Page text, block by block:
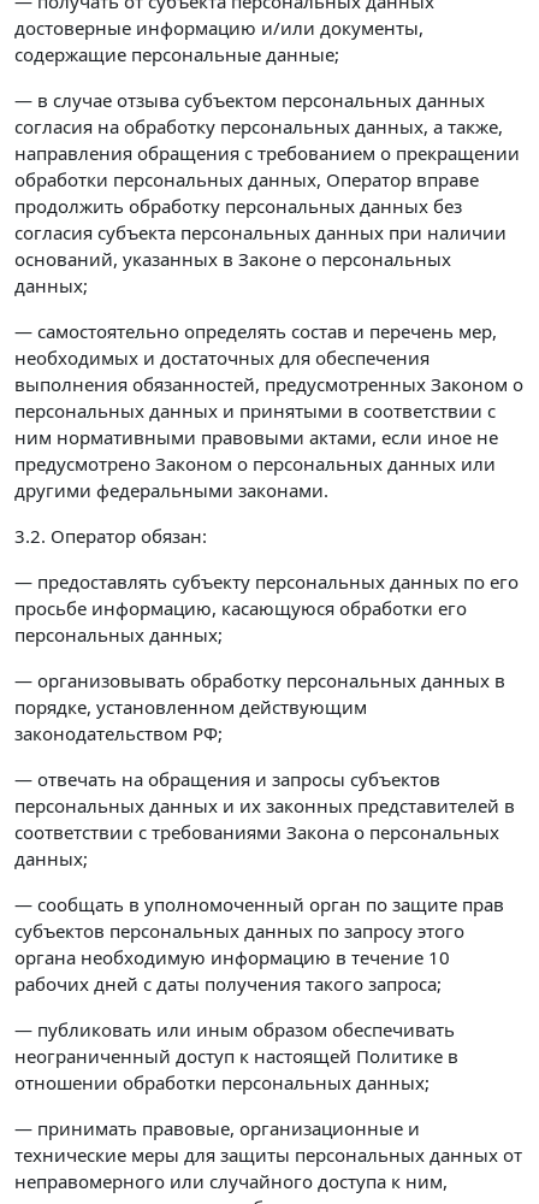
достоверные информацию и/или документы,
содержащие персональные данные;
— в случае отзыва субъектом персональных данных
согласия на обработку персональных данных, а также,
направления обращения с требованием о прекращении
обработки персональных данных, Оператор вправе
продолжить обработку персональных данных без
согласия субъекта персональных данных при наличии
оснований, указанных в Законе о персональных
данных;
— самостоятельно определять состав и перечень мер,
необходимых и достаточных для обеспечения
выполнения обязанностей, предусмотренных Законом о
персональных данных и принятыми в соответствии с
ним нормативными правовыми актами, если иное не
предусмотрено Законом о персональных данных или
другими федеральными законами.
3.2. Оператор обязан:
— предоставлять субъекту персональных данных по его
просьбе информацию, касающуюся обработки его
персональных данных;
— организовывать обработку персональных данных в
порядке, установленном действующим
законодательством РФ;
— отвечать на обращения и запросы субъектов
персональных данных и их законных представителей в
соответствии с требованиями Закона о персональных
данных;
— сообщать в уполномоченный орган по защите прав
субъектов персональных данных по запросу этого
органа необходимую информацию в течение 10
рабочих дней с даты получения такого запроса;
— публиковать или иным образом обеспечивать
неограниченный доступ к настоящей Политике в
отношении обработки персональных данных;
— принимать правовые, организационные и
технические меры для защиты персональных данных от
неправомерного или случайного доступа к ним,